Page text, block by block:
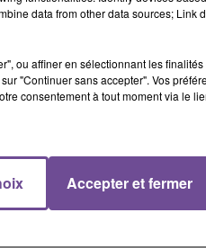
orientation des patients et
d’informations. Collaboration
du service client. Capacité à
data from other data sources; Link
ou affiner en sélectionnant les
"Continuer sans accepter". Vos
consentement à tout moment via le
Accepter et fermer